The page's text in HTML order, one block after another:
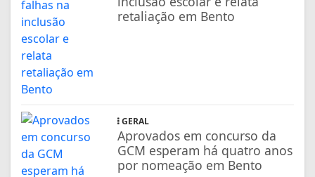
retaliação em Bento
GERAL
Aprovados em concurso da
GCM esperam há quatro anos
por nomeação em Bento